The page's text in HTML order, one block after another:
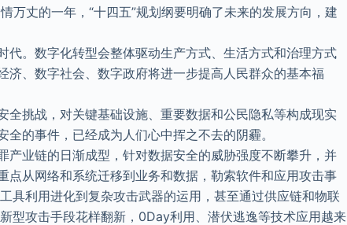
万丈的一年，“十四五”规划纲要明确了未来的发展方向，建
代。数字化转型会整体驱动生产方式、生活方式和治理方式
济、数字社会、数字政府将进一步提高人民群众的基本福
全挑战，对关键基础设施、重要数据和公民隐私等构成现实
的事件，已经成为人们心中挥之不去的阴霾。
产业链的日渐成型，针对数据安全的威胁强度不断攀升，并
点从网络和系统迁移到业务和数据，勒索软件和应用攻击事
具利用进化到复杂攻击武器的运用，甚至通过供应链和物联
型攻击手段花样翻新，0Day利用、潜伏逃逸等技术应用越来